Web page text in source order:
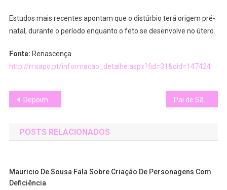
Estudos mais recentes apontam que o distúrbio terá origem pré-
natal, durante o período enquanto o feto se desenvolve no útero.
Fonte: Renascença
http://rr.sapo.pt/informacao_detalhe.aspx?fid=31&did=147424
Navegação
de
Post
Depoimento de mãe: convivendo com as diferenças
POSTS RELACIONADOS
Mauricio De Sousa Fala Sobre Criação De Personagens Com
Deficiência